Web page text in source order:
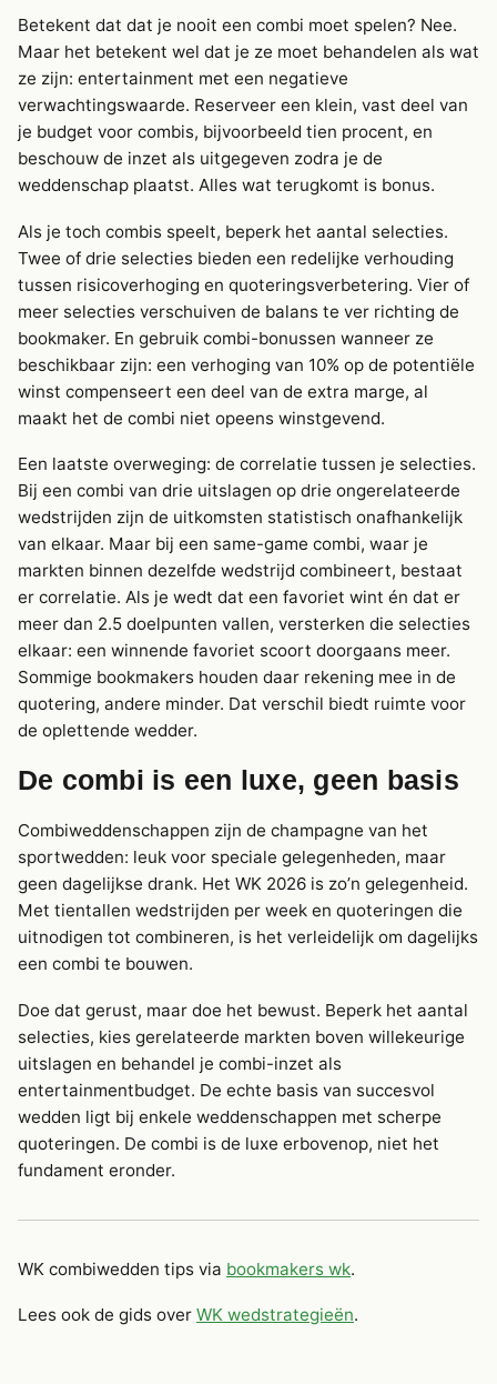
Betekent dat dat je nooit een combi moet spelen? Nee.
Maar het betekent wel dat je ze moet behandelen als wat
ze zijn: entertainment met een negatieve
verwachtingswaarde. Reserveer een klein, vast deel van
je budget voor combis, bijvoorbeeld tien procent, en
beschouw de inzet als uitgegeven zodra je de
weddenschap plaatst. Alles wat terugkomt is bonus.
Als je toch combis speelt, beperk het aantal selecties.
Twee of drie selecties bieden een redelijke verhouding
tussen risicoverhoging en quoteringsverbetering. Vier of
meer selecties verschuiven de balans te ver richting de
bookmaker. En gebruik combi-bonussen wanneer ze
beschikbaar zijn: een verhoging van 10% op de potentiële
winst compenseert een deel van de extra marge, al
maakt het de combi niet opeens winstgevend.
Een laatste overweging: de correlatie tussen je selecties.
Bij een combi van drie uitslagen op drie ongerelateerde
wedstrijden zijn de uitkomsten statistisch onafhankelijk
van elkaar. Maar bij een same-game combi, waar je
markten binnen dezelfde wedstrijd combineert, bestaat
er correlatie. Als je wedt dat een favoriet wint én dat er
meer dan 2.5 doelpunten vallen, versterken die selecties
elkaar: een winnende favoriet scoort doorgaans meer.
Sommige bookmakers houden daar rekening mee in de
quotering, andere minder. Dat verschil biedt ruimte voor
de oplettende wedder.
De combi is een luxe, geen basis
Combiweddenschappen zijn de champagne van het
sportwedden: leuk voor speciale gelegenheden, maar
geen dagelijkse drank. Het WK 2026 is zo’n gelegenheid.
Met tientallen wedstrijden per week en quoteringen die
uitnodigen tot combineren, is het verleidelijk om dagelijks
een combi te bouwen.
Doe dat gerust, maar doe het bewust. Beperk het aantal
selecties, kies gerelateerde markten boven willekeurige
uitslagen en behandel je combi-inzet als
entertainmentbudget. De echte basis van succesvol
wedden ligt bij enkele weddenschappen met scherpe
quoteringen. De combi is de luxe erbovenop, niet het
fundament eronder.
WK combiwedden tips via bookmakers wk.
Lees ook de gids over WK wedstrategieën.